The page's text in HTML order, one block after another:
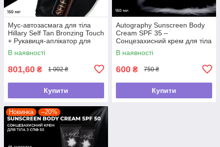
Мус-автозасмага для тіла
Hillary Self Tan Bronzing Touch
+ Рукавиця-аплікатор для
автозасмаги
В наявності
801,60 ₴ 1 002 ₴
Купити
Autography Sunscreen Body
Cream SPF 35 –
Сонцезахисний крем для тіла
з СПФ 35, 150 мл
В наявності
600 ₴ 750 ₴
Купити
Новинка –20%